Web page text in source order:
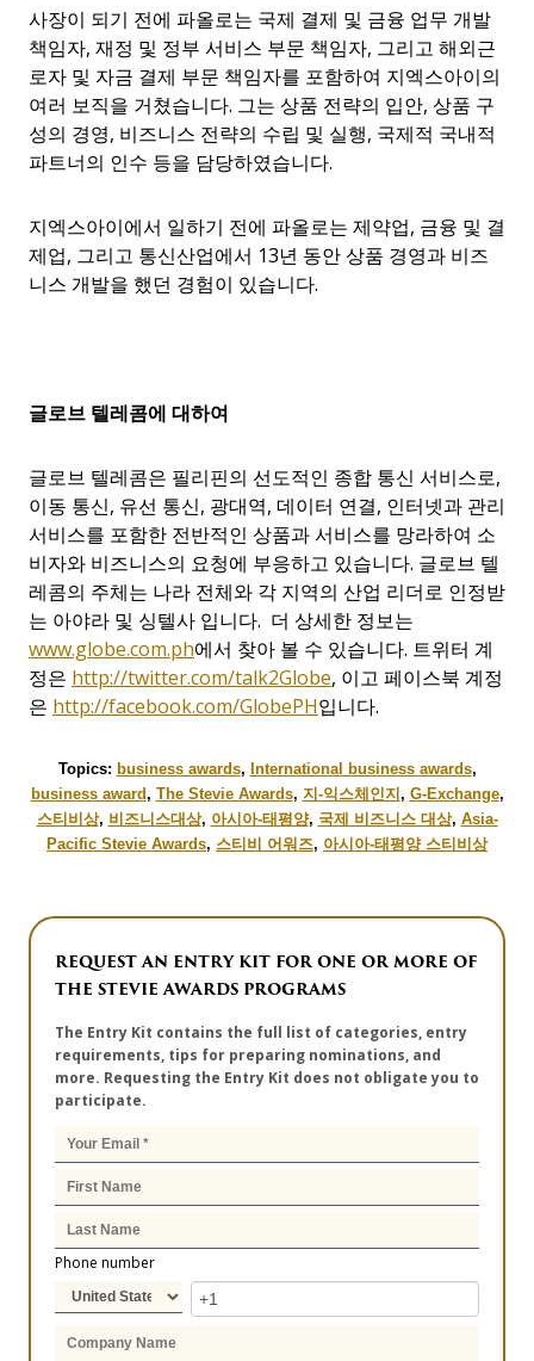
사장이 되기 전에 파올로는 국제 결제 및 금융 업무 개발
책임자, 재정 및 정부 서비스 부문 책임자, 그리고 해외근
로자 및 자금 결제 부문 책임자를 포함하여 지엑스아이의
여러 보직을 거쳤습니다. 그는 상품 전략의 입안, 상품 구
성의 경영, 비즈니스 전략의 수립 및 실행, 국제적 국내적
파트너의 인수 등을 담당하였습니다.
지엑스아이에서 일하기 전에 파올로는 제약업, 금융 및 결
제업, 그리고 통신산업에서 13년 동안 상품 경영과 비즈
니스 개발을 했던 경험이 있습니다.
글로브 텔레콤에 대하여
글로브 텔레콤은 필리핀의 선도적인 종합 통신 서비스로,
이동 통신, 유선 통신, 광대역, 데이터 연결, 인터넷과 관리
서비스를 포함한 전반적인 상품과 서비스를 망라하여 소
비자와 비즈니스의 요청에 부응하고 있습니다. 글로브 텔
레콤의 주체는 나라 전체와 각 지역의 산업 리더로 인정받
는 아야라 및 싱텔사 입니다. 더 상세한 정보는
www.globe.com.ph에서 찾아 볼 수 있습니다. 트위터 계
정은 http://twitter.com/talk2Globe, 이고 페이스북 계정
은 http://facebook.com/GlobePH입니다.
Topics: business awards, International business awards,
business award, The Stevie Awards, 지-익스체인지 , G-Exchange,
스티비상, 비즈니스대상, 아시아-태평양, 국제 비즈니스 대상, Asia-
Pacific Stevie Awards, 스티비 어워즈, 아시아-태평양 스티비상
REQUEST AN ENTRY KIT FOR ONE OR MORE OF
THE STEVIE AWARDS PROGRAMS
The Entry Kit contains the full list of categories, entry
requirements, tips for preparing nominations, and
more. Requesting the Entry Kit does not obligate you to
participate.
Phone number